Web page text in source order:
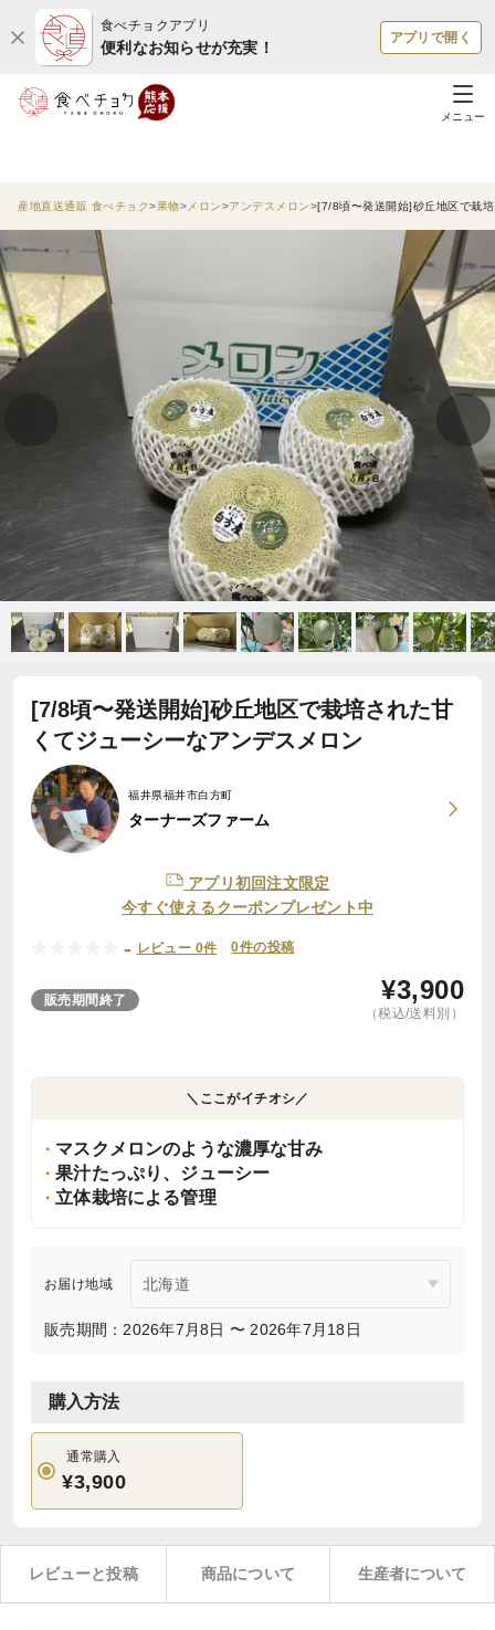
食べチョクアプリ
便利なお知らせが充実！
アプリで開く
メニュー
産地直送通販 食べチョク 果物 メロン アンデスメロン [7/8頃〜発送開始]砂丘地区で栽
[7/8頃〜発送開始]砂丘地区で栽培された甘
くてジューシーなアンデスメロン
福井県福井市白方町
ターナーズファーム
アプリ初回注文限定
今すぐ使えるクーポンプレゼント中
- レビュー 0件 0件の投稿
販売期間終了 ¥3,900
（税込/送料別）
＼ここがイチオシ／
マスクメロンのような濃厚な甘み
果汁たっぷり、ジューシー
立体栽培による管理
お届け地域
販売期間：2026年7月8日 〜 2026年7月18日
購入方法
通常購入
¥3,900
レビューと投稿 商品について 生産者について